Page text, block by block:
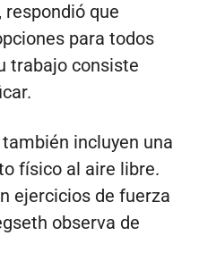
respondió que
para todos
trabajo consiste
incluyen una
físico al aire libre.
ejercicios de fuerza
observa de